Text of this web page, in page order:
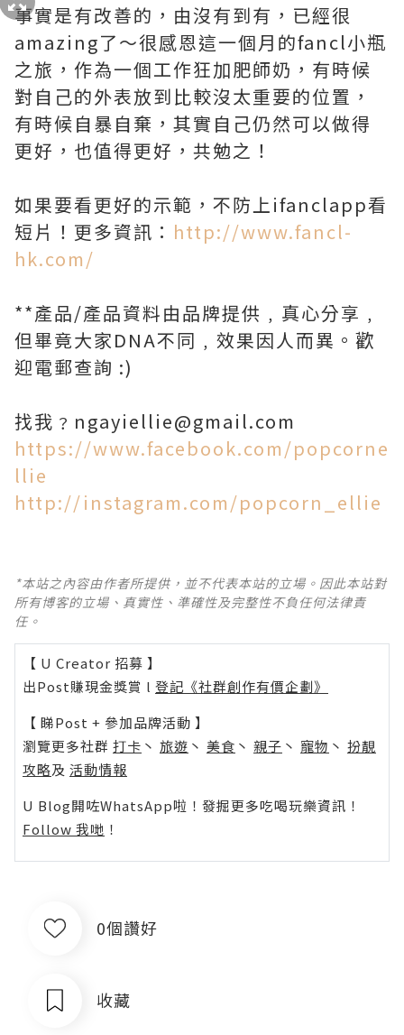
事實是有改善的，由沒有到有，已經很
amazing了～很感恩這一個月的fancl小瓶
之旅，作為一個工作狂加肥師奶，有時候
對自己的外表放到比較沒太重要的位置，
有時候自暴自棄，其實自己仍然可以做得
更好，也值得更好，共勉之！
如果要看更好的示範，不防上ifanclapp看
短片！更多資訊： http://www.fancl-
hk.com/
**產品/產品資料由品牌提供﹐真心分享﹐
但畢竟大家DNA不同﹐效果因人而異。歡
迎電郵查詢 :)
找我﹖ngayiellie@gmail.com
https://www.facebook.com/popcorne
llie
http://instagram.com/popcorn_ellie
*本站之內容由作者所提供，並不代表本站的立場。因此本站對
所有博客的立場、真實性、準確性及完整性不負任何法律責
任。
【 U Creator 招募 】
出Post賺現金獎賞 l 登記《社群創作有價企劃》
【 睇Post + 參加品牌活動 】
瀏覽更多社群 打卡 丶 旅遊 丶 美食 丶 親子 丶 寵物 丶 扮靚
攻略及 活動情報
U Blog開咗WhatsApp啦！發掘更多吃喝玩樂資訊！
Follow 我哋 ！
0個讚好
收藏